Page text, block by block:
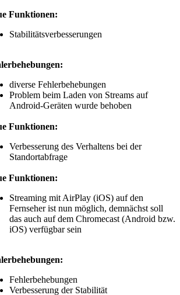
Funktionen:
Stabilitätsverbesserungen
diverse Fehlerbehebungen
Problem beim Laden von Streams auf
Android-Geräten wurde behoben
Funktionen:
Verbesserung des Verhaltens bei der
Standortabfrage
Funktionen:
Streaming mit AirPlay (iOS) auf den
Fernseher ist nun möglich, demnächst soll
das auch auf dem Chromecast (Android bzw.
iOS) verfügbar sein
Fehlerbehebungen
Verbesserung der Stabilität